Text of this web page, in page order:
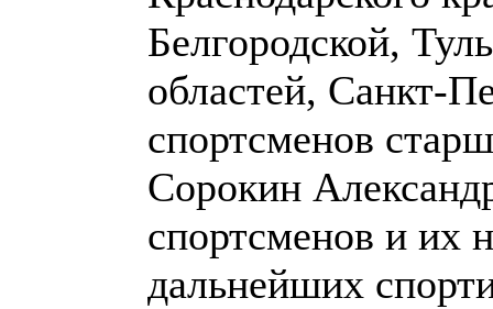
Белгородской,
областей, Санкт-
спортсменов
Сорокин
спортсменов и их
дальнейших